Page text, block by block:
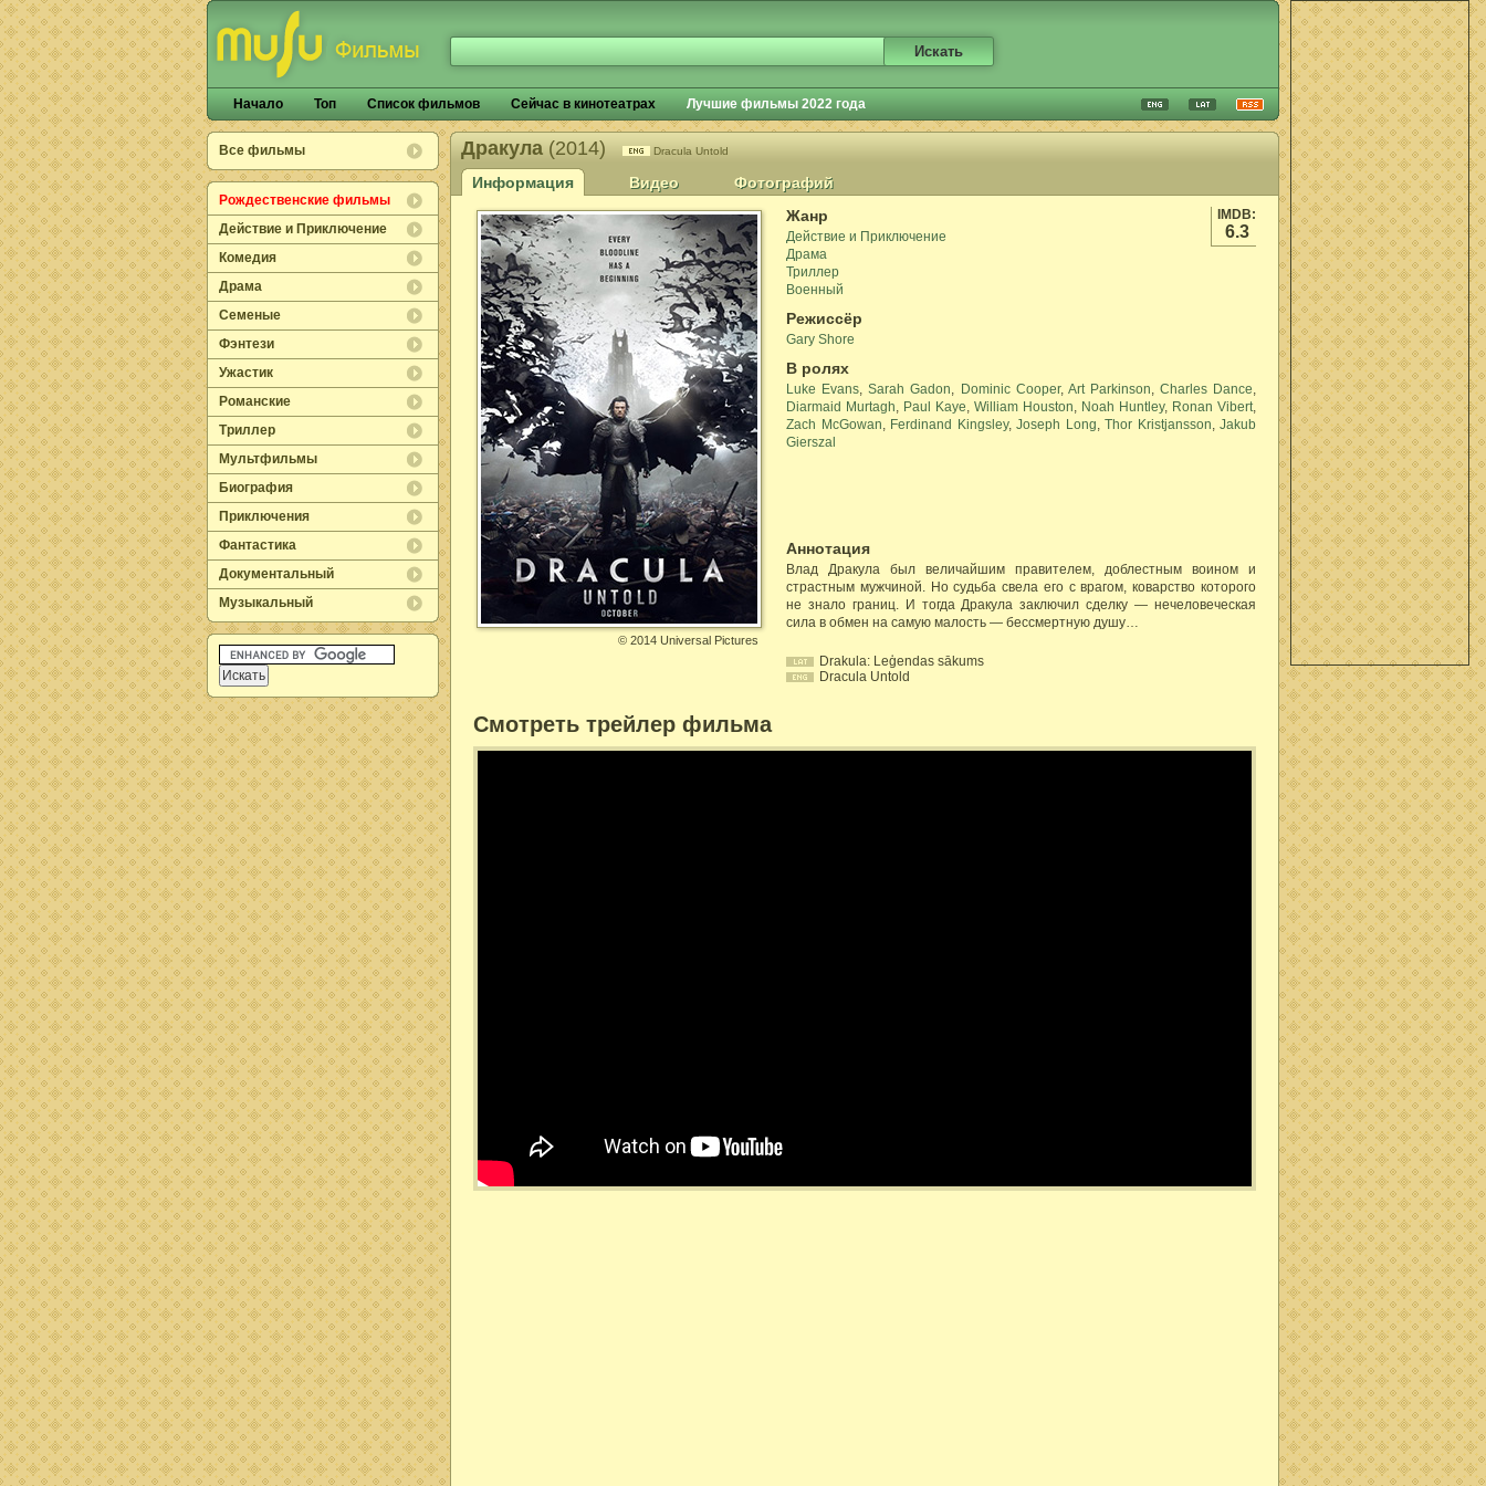
Начало Топ Список фильмов Сейчас в кинотеатрах Лучшие фильмы 2022 года
Все фильмы
Рождественские фильмы
Действие и Приключение
Комедия
Драма
Семеные
Фэнтези
Ужастик
Романские
Триллер
Мультфильмы
Биография
Приключения
Фантастика
Документальный
Музыкальный
Дракула (2014) Dracula Untold
Информация Видео Фотографий
IMDB:
6.3
Жанр
Действие и Приключение
Драма
Триллер
Военный
Режиссёр
Gary Shore
В ролях
Luke Evans,Sarah Gadon, Dominic Cooper, Art Parkinson, Charles Dance,
Diarmaid Murtagh, Paul Kaye, William Houston, Noah Huntley, Ronan Vibert,
Zach McGowan, Ferdinand Kingsley, Joseph Long, Thor Kristjansson, Jakub
Gierszal
Аннотация
Влад Дракула был величайшим правителем, доблестным воином и
страстным мужчиной. Но судьба свела его с врагом, коварство которого
не знало границ. И тогда Дракула заключил сделку — нечеловеческая
сила в обмен на самую малость — бессмертную душу…
Drakula: Leģendas sākums
Dracula Untold
© 2014 Universal Pictures
Смотреть трейлер фильма